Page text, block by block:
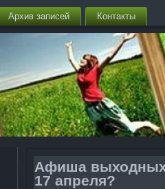
Архив записей Контакты
Афиша
17 апреля?